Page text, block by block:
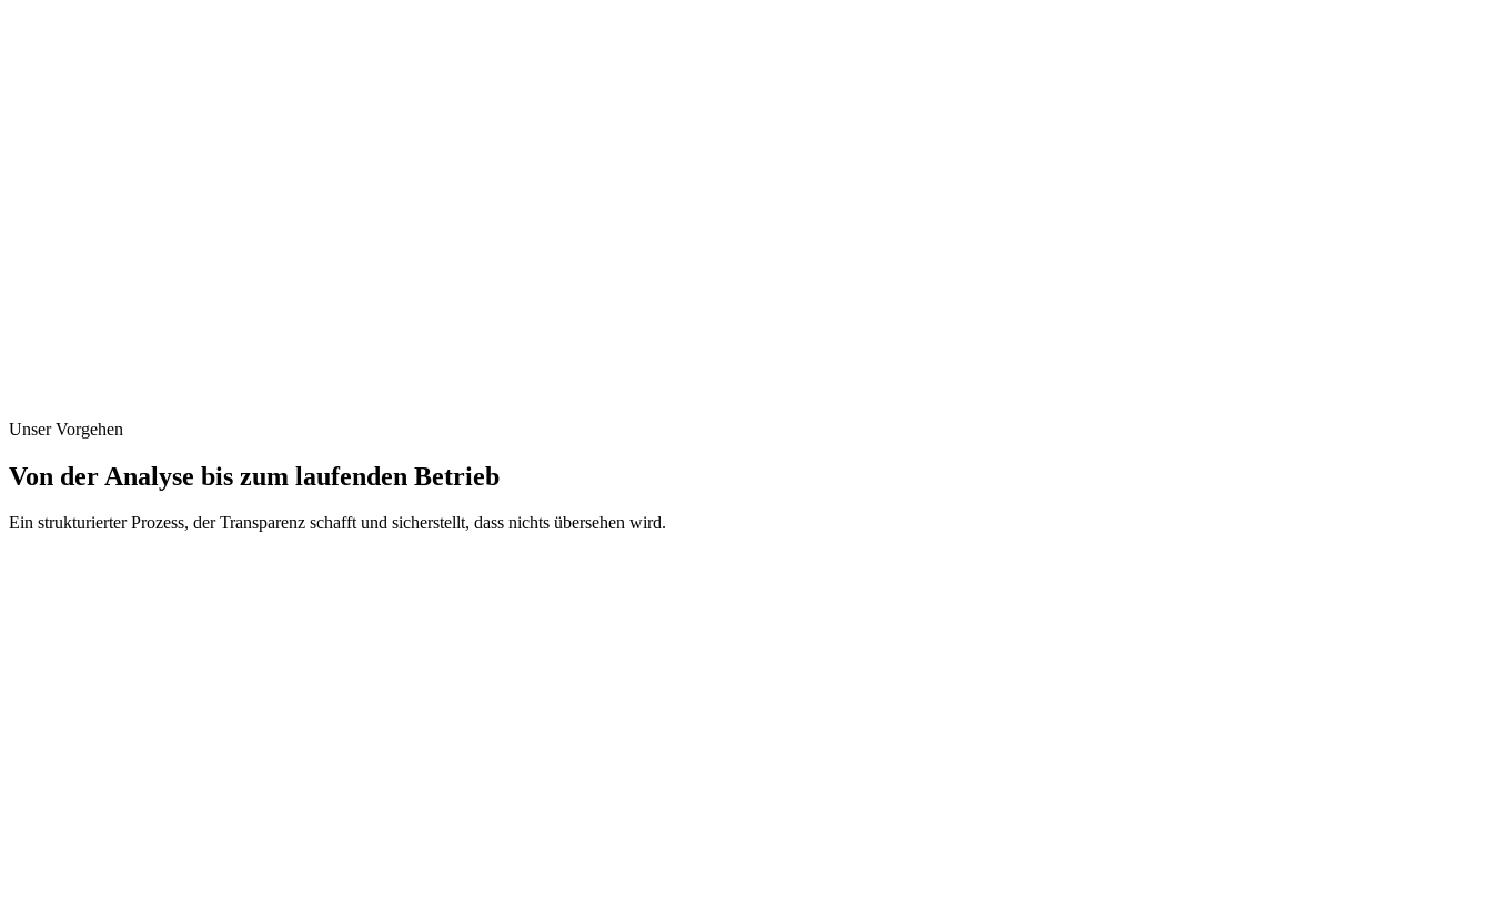
Unser Vorgehen
Von der Analyse bis zum laufenden Betrieb
Ein strukturierter Prozess, der Transparenz schafft und sicherstellt, dass nichts übersehen wird.